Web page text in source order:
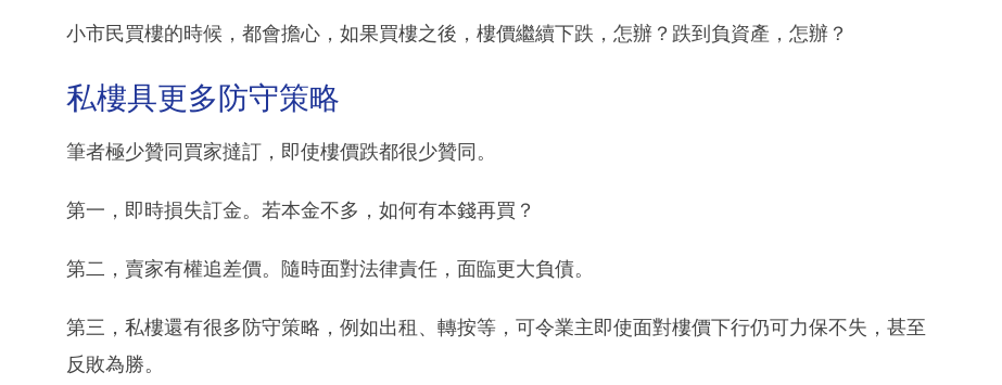
小市民買樓的時候，都會擔心，如果買樓之後，樓價繼續下跌，怎辦？跌到負資產，怎辦？
私樓具更多防守策略
筆者極少贊同買家撻訂，即使樓價跌都很少贊同。
第一，即時損失訂金。若本金不多，如何有本錢再買？
第二，賣家有權追差價。隨時面對法律責任，面臨更大負債。
第三，私樓還有很多防守策略，例如出租、轉按等，可令業主即使面對樓價下行仍可力保不失，甚至
反敗為勝。